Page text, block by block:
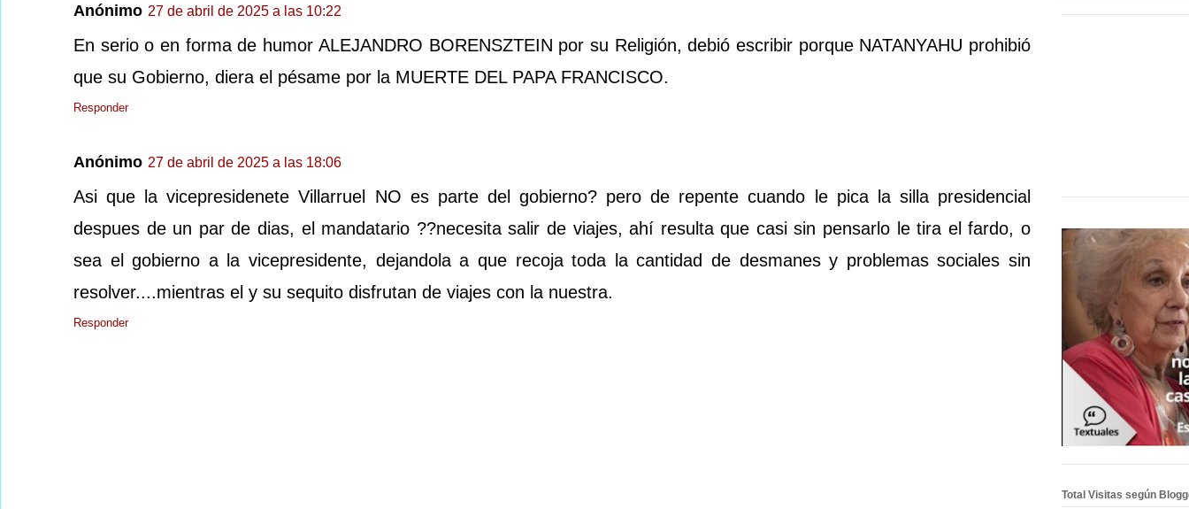
Anónimo 27 de abril de 2025 a las 10:22
En serio o en forma de humor ALEJANDRO BORENSZTEIN por su Religión, debió escribir porque NATANYAHU prohibió
que su Gobierno, diera el pésame por la MUERTE DEL PAPA FRANCISCO.
Responder
Anónimo 27 de abril de 2025 a las 18:06
Asi que la vicepresidenete Villarruel NO es parte del gobierno? pero de repente cuando le pica la silla presidencial
despues de un par de dias, el mandatario ??necesita salir de viajes, ahí resulta que casi sin pensarlo le tira el fardo, o
sea el gobierno a la vicepresidente, dejandola a que recoja toda la cantidad de desmanes y problemas sociales sin
resolver....mientras el y su sequito disfrutan de viajes con la nuestra.
Responder
Total Visitas según